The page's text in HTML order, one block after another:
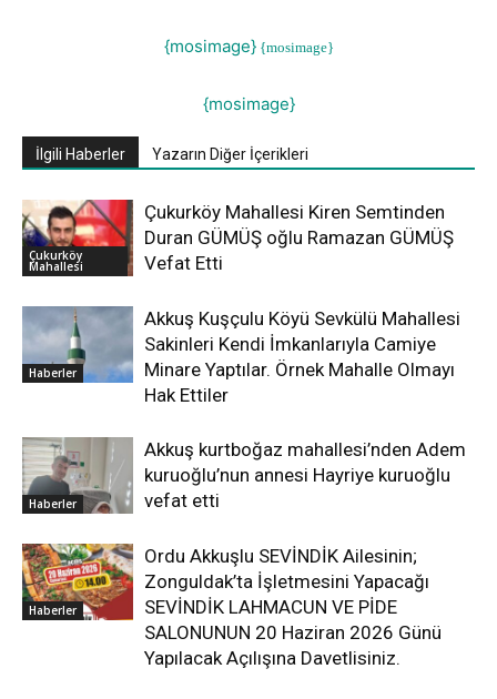
{mosimage} {mosimage}
{mosimage}
İlgili Haberler Yazarın Diğer İçerikleri
Çukurköy
Mahallesi
Çukurköy Mahallesi Kiren Semtinden
Duran GÜMÜŞ oğlu Ramazan GÜMÜŞ
Vefat Etti
Haberler
Akkuş Kuşçulu Köyü Sevkülü Mahallesi
Sakinleri Kendi İmkanlarıyla Camiye
Minare Yaptılar. Örnek Mahalle Olmayı
Hak Ettiler
Haberler
Akkuş kurtboğaz mahallesi’nden Adem
kuruoğlu’nun annesi Hayriye kuruoğlu
vefat etti
Haberler
Ordu Akkuşlu SEVİNDİK Ailesinin;
Zonguldak’ta İşletmesini Yapacağı
SEVİNDİK LAHMACUN VE PİDE
SALONUNUN 20 Haziran 2026 Günü
Yapılacak Açılışına Davetlisiniz.